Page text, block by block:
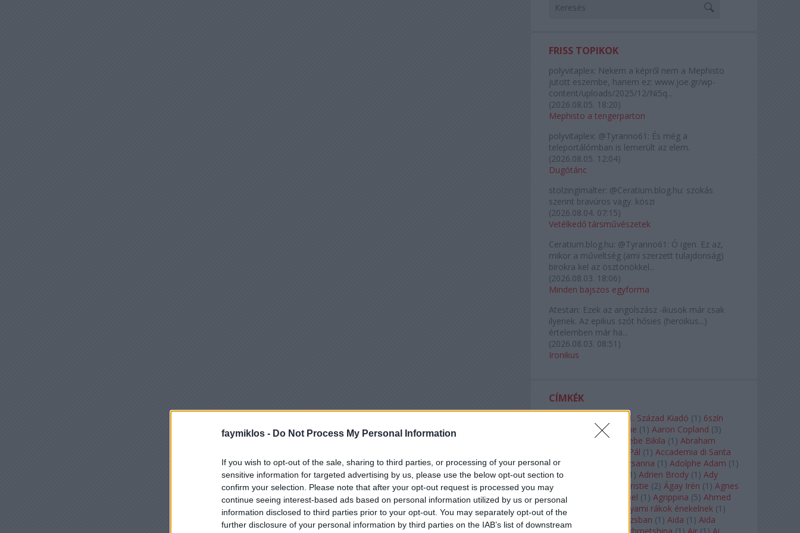
faymiklos - Do Not Process My Personal Information
If you wish to opt-out of the sale, sharing to third parties, or processing of your personal or
sensitive information for targeted advertising by us, please use the below opt-out section to
confirm your selection. Please note that after your opt-out request is processed you may
continue seeing interest-based ads based on personal information utilized by us or personal
information disclosed to third parties prior to your opt-out. You may separately opt-out of the
further disclosure of your personal information by third parties on the IAB’s list of downstream
FRISS TOPIKOK
polyvitaplex: Nekem a képről nem a Mephisto
jutott eszembe, hanem ez: www.joe.gr/wp-
content/uploads/2025/12/Ni5q...
(2026.08.05. 18:20)
Mephisto a tengerparton
polyvitaplex: @Tyranno61: És még a
teleportálómban is lemerült az elem.
(2026.08.05. 12:04)
Dugótánc
stolzingimalter: @Ceratium.blog.hu: szokás
szerint bravúros vagy. köszi
(2026.08.04. 07:15)
Vetélkedő társművészetek
Ceratium.blog.hu: @Tyranno61: Ó igen. Ez az,
mikor a műveltség (ami szerzett tulajdonság)
birokra kel az ösztönökkel...
(2026.08.03. 18:06)
Minden bajszos egyforma
Atestan: Ezek az angolszász -ikusok már csak
ilyenek. Az epikus szót hősies (heroikus...)
értelemben már ha...
(2026.08.03. 08:51 )
Ironikus
CÍMKÉK
21. Század Kiadó (1 ) 6szín
A. A. Milne (1 ) Aaron Copland (3)
Aaron Rosand
(1 Abebe Bikila (1 ) Abraham
Ábrahám Pál (1 ) Accademia di Santa
Cecilia
Ádám Zsuzsanna (1 ) Adolphe Adam (1 )
Adriana Lecouvreur
1 ) Adrien Brody (1 ) Ady
Endre
Agatha Christie (2) Ágay Irén (1 ) Agnes
Baltsa
Agnes Giebel (1 ) Agrippina (5) Ahmed
Szadavi
Ahol a folyami rákok énekelnek (1 )
Ahol a nap felkel Párizsban (1 ) Aida (1 ) Aida